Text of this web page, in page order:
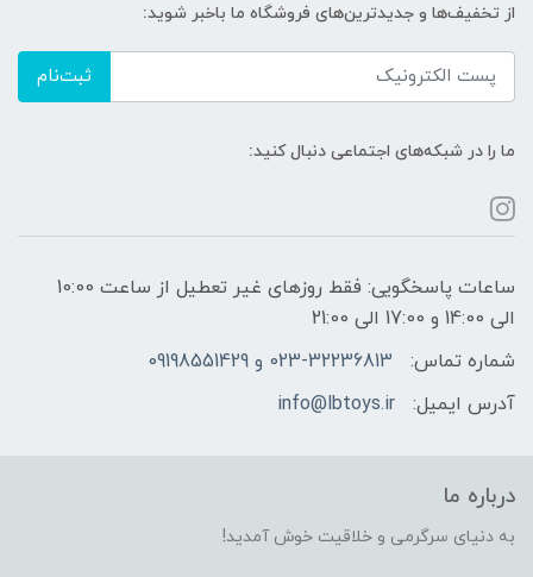
از تخفیف‌ها و جدیدترین‌های فروشگاه ما باخبر شوید:
ثبت‌نام
ما را در شبکه‌های اجتماعی دنبال کنید:
ساعات پاسخگویی: فقط روزهای غیر تعطیل از ساعت 10:00
الی 14:00 و 17:00 الی 21:00
شماره تماس:
023-32236813 و 09198551429
آدرس ایمیل:
info@lbtoys.ir
درباره ما
به دنیای سرگرمی و خلاقیت خوش آمدید!